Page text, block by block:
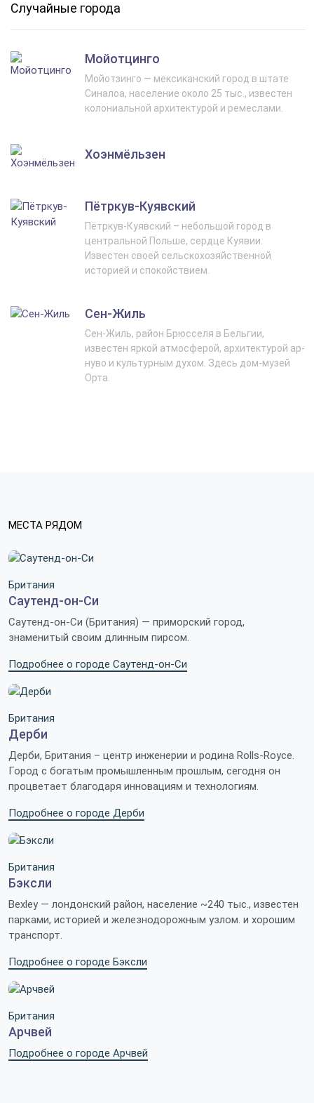
Случайные города
Мойотцинго
Мойотзинго — мексиканский город в штате
Синалоа, население около 25 тыс., известен
колониальной архитектурой и ремеслами.
Хоэнмёльзен
Пётркув-Куявский
Пётркув-Куявский – небольшой город в
центральной Польше, сердце Куявии.
Известен своей сельскохозяйственной
историей и спокойствием.
Сен-Жиль
Сен-Жиль, район Брюсселя в Бельгии,
известен яркой атмосферой, архитектурой ар-
нуво и культурным духом. Здесь дом-музей
Орта.
МЕСТА РЯДОМ
Британия
Саутенд-он-Си
Саутенд-он-Си (Британия) — приморский город,
знаменитый своим длинным пирсом.
Подробнее о городе Саутенд-он-Си
Британия
Дерби
Дерби, Британия – центр инженерии и родина Rolls-Royce.
Город с богатым промышленным прошлым, сегодня он
процветает благодаря инновациям и технологиям.
Подробнее о городе Дерби
Британия
Бэксли
Bexley — лондонский район, население ~240 тыс., известен
парками, историей и железнодорожным узлом. и хорошим
транспорт.
Подробнее о городе Бэксли
Британия
Арчвей
Подробнее о городе Арчвей